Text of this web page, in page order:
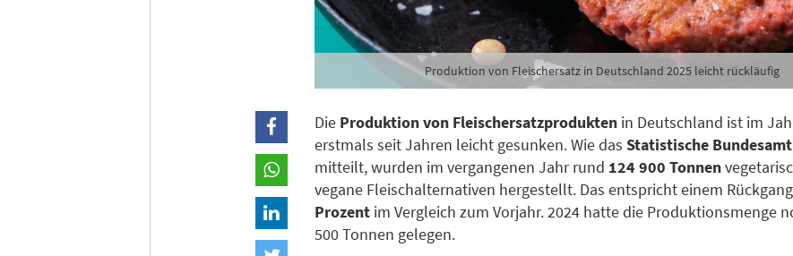
Produktion von Fleischersatz in Deutschland 2025 leicht rückläufig
Die Produktion von Fleischersatzprodukten in Deutschland ist im
erstmals seit Jahren leicht gesunken. Wie das Statistische
mitteilt, wurden im vergangenen Jahr rund 124 900 Tonnen
vegane Fleischalternativen hergestellt. Das entspricht einem
Prozent im Vergleich zum Vorjahr. 2024 hatte die Produktionsmenge
500 Tonnen gelegen.